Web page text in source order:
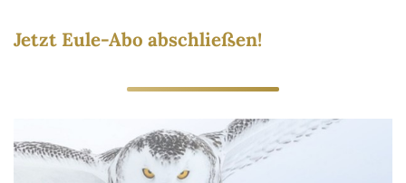
Jetzt Eule-Abo abschließen!